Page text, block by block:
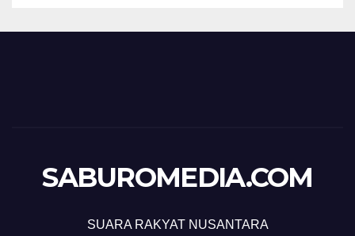
SABUROMEDIA.COM
SUARA RAKYAT NUSANTARA